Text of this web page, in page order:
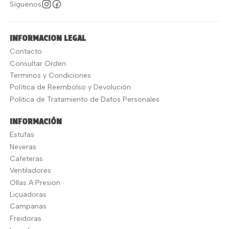
Síguenos
INFORMACION LEGAL
Contacto
Consultar Orden
Terminos y Condiciones
Política de Reembolso y Devolución
Politica de Tratamiento de Datos Personales
INFORMACIÓN
Estufas
Neveras
Cafeteras
Ventiladores
Ollas A Presion
Licuadoras
Campanas
Freidoras